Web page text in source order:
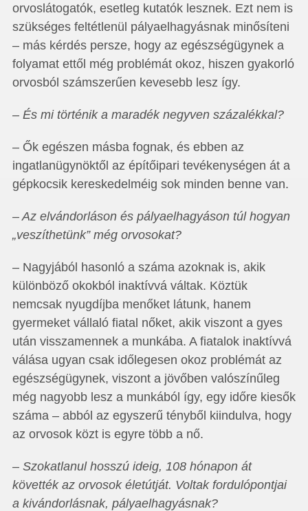
orvoslátogatók, esetleg kutatók lesznek. Ezt nem is
szükséges feltétlenül pályaelhagyásnak minősíteni
– más kérdés persze, hogy az egészségügynek a
folyamat ettől még problémát okoz, hiszen gyakorló
orvosból számszerűen kevesebb lesz így.
– És mi történik a maradék negyven százalékkal?
– Ők egészen másba fognak, és ebben az
ingatlanügynöktől az építőipari tevékenységen át a
gépkocsik kereskedelméig sok minden benne van.
– Az elvándorláson és pályaelhagyáson túl hogyan
„veszíthetünk” még orvosokat?
– Nagyjából hasonló a száma azoknak is, akik
különböző okokból inaktívvá váltak. Köztük
nemcsak nyugdíjba menőket látunk, hanem
gyermeket vállaló fiatal nőket, akik viszont a gyes
után visszamennek a munkába. A fiatalok inaktívvá
válása ugyan csak időlegesen okoz problémát az
egészségügynek, viszont a jövőben valószínűleg
még nagyobb lesz a munkából így, egy időre kiesők
száma – abból az egyszerű tényből kiindulva, hogy
az orvosok közt is egyre több a nő.
– Szokatlanul hosszú ideig, 108 hónapon át
követték az orvosok életútját. Voltak fordulópontjai
a kivándorlásnak, pályaelhagyásnak?